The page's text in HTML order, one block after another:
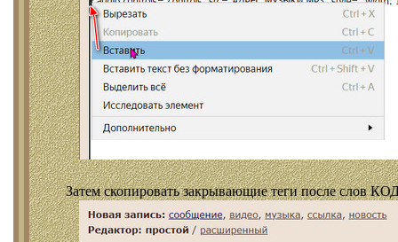
Затем скопировать закрывающие теги после слов